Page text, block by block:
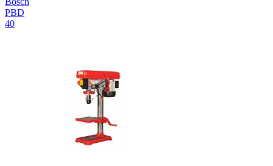
PBD
40